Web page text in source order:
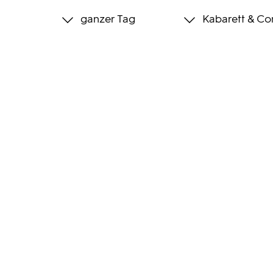
ganzer Tag Kabarett &